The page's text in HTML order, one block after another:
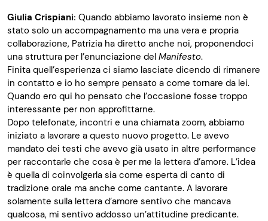
Giulia Crispiani: Quando abbiamo lavorato insieme non è
stato solo un accompagnamento ma una vera e propria
collaborazione, Patrizia ha diretto anche noi, proponendoci
una struttura per l’enunciazione del Manifesto.
Finita quell’esperienza ci siamo lasciate dicendo di rimanere
in contatto e io ho sempre pensato a come tornare da lei.
Quando ero qui ho pensato che l’occasione fosse troppo
interessante per non approfittarne.
Dopo telefonate, incontri e una chiamata zoom, abbiamo
iniziato a lavorare a questo nuovo progetto. Le avevo
mandato dei testi che avevo già usato in altre performance
per raccontarle che cosa è per me la lettera d’amore. L’idea
è quella di coinvolgerla sia come esperta di canto di
tradizione orale ma anche come cantante. A lavorare
solamente sulla lettera d’amore sentivo che mancava
qualcosa, mi sentivo addosso un’attitudine predicante.